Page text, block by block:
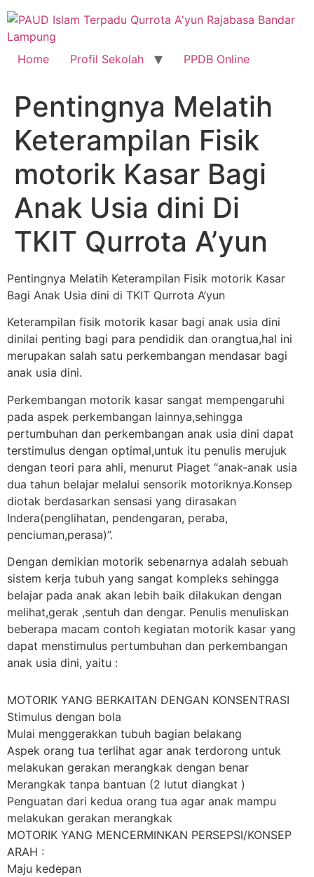
Skip
to
content
Home
Profil Sekolah PPDB Online
Pentingnya Melatih
Keterampilan Fisik
motorik Kasar Bagi
Anak Usia dini Di
TKIT Qurrota A’yun
Pentingnya Melatih Keterampilan Fisik motorik Kasar
Bagi Anak Usia dini di TKIT Qurrota A’yun
Keterampilan fisik motorik kasar bagi anak usia dini
dinilai penting bagi para pendidik dan orangtua,hal ini
merupakan salah satu perkembangan mendasar bagi
anak usia dini.
Perkembangan motorik kasar sangat mempengaruhi
pada aspek perkembangan lainnya,sehingga
pertumbuhan dan perkembangan anak usia dini dapat
terstimulus dengan optimal,untuk itu penulis merujuk
dengan teori para ahli, menurut Piaget “anak-anak usia
dua tahun belajar melalui sensorik motoriknya.Konsep
diotak berdasarkan sensasi yang dirasakan
Indera(penglihatan, pendengaran, peraba,
penciuman,perasa)”.
Dengan demikian motorik sebenarnya adalah sebuah
sistem kerja tubuh yang sangat kompleks sehingga
belajar pada anak akan lebih baik dilakukan dengan
melihat,gerak ,sentuh dan dengar. Penulis menuliskan
beberapa macam contoh kegiatan motorik kasar yang
dapat menstimulus pertumbuhan dan perkembangan
anak usia dini, yaitu :
MOTORIK YANG BERKAITAN DENGAN KONSENTRASI
Stimulus dengan bola
Mulai menggerakkan tubuh bagian belakang
Aspek orang tua terlihat agar anak terdorong untuk
melakukan gerakan merangkak dengan benar
Merangkak tanpa bantuan (2 lutut diangkat )
Penguatan dari kedua orang tua agar anak mampu
melakukan gerakan merangkak
MOTORIK YANG MENCERMINKAN PERSEPSI/KONSEP
ARAH :
Maju kedepan